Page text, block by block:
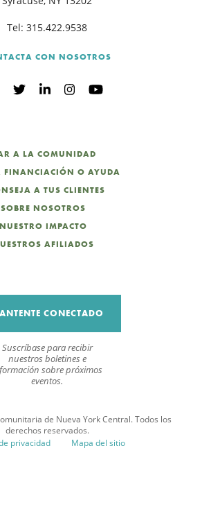
Tel: 315.422.9538
CON NOSOTROS
A LA COMUNIDAD
FINANCIACIÓN O AYUDA
A TUS CLIENTES
SOBRE NOSOTROS
NUESTRO IMPACTO
AFILIADOS
CONECTADO
Suscríbase para recibir
nuestros boletines e
sobre próximos
eventos.
de Nueva York Central. Todos los
derechos reservados.
privacidad
Mapa del sitio